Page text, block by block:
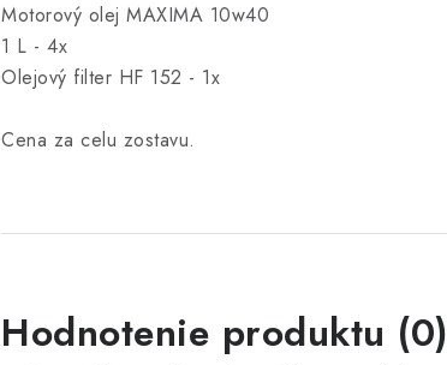
Motorový olej MAXIMA 10w40
1 L - 4x
Olejový filter HF 152 - 1x
Cena za celu zostavu.
Hodnotenie produktu (0)